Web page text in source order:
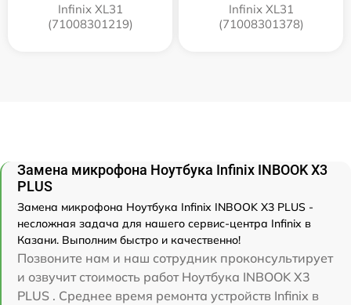
Infinix XL31
(71008301219)
Infinix XL31
(71008301378)
Замена микрофона Ноутбука Infinix INBOOK X3
PLUS
Замена микрофона Ноутбука Infinix INBOOK X3 PLUS -
несложная задача для нашего сервис-центра Infinix в
Казани. Выполним быстро и качественно!
Позвоните нам и наш сотрудник проконсультирует
и озвучит стоимость работ Ноутбука INBOOK X3
PLUS . Среднее время ремонта устройств Infinix в